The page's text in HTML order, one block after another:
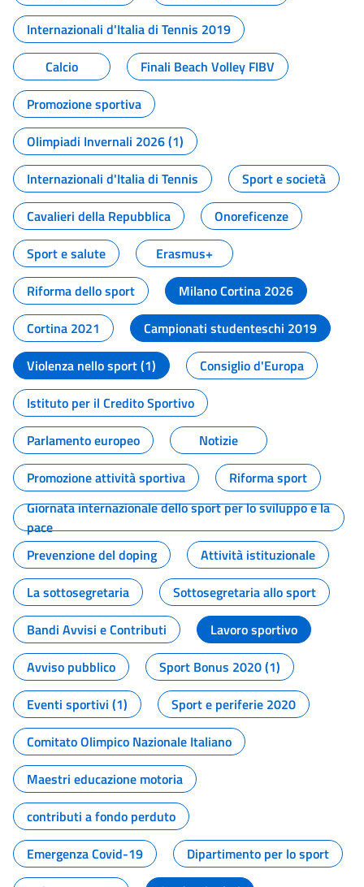
Internazionali d'Italia di Tennis 2019
Calcio
Finali Beach Volley FIBV
Promozione sportiva
Olimpiadi Invernali 2026 (1)
Internazionali d'Italia di Tennis
Sport e società
Cavalieri della Repubblica
Onoreficenze
Sport e salute
Erasmus+
Riforma dello sport
Milano Cortina 2026
Cortina 2021
Campionati studenteschi 2019
Violenza nello sport (1)
Consiglio d'Europa
Istituto per il Credito Sportivo
Parlamento europeo
Notizie
Promozione attività sportiva
Riforma sport
Giornata internazionale dello sport per lo sviluppo e la
pace
Prevenzione del doping
Attività istituzionale
La sottosegretaria
Sottosegretaria allo sport
Bandi Avvisi e Contributi
Lavoro sportivo
Avviso pubblico
Sport Bonus 2020 (1)
Eventi sportivi (1)
Sport e periferie 2020
Comitato Olimpico Nazionale Italiano
Maestri educazione motoria
contributi a fondo perduto
Emergenza Covid-19
Dipartimento per lo sport